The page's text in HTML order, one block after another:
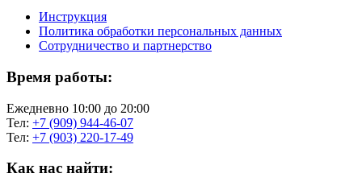
Инструкция
Политика обработки персональных данных
Сотрудничество и партнерство
Время работы:
Ежедневно 10:00 до 20:00
Тел: +7 (909) 944-46-07
Тел: +7 (903) 220-17-49
Как нас найти: